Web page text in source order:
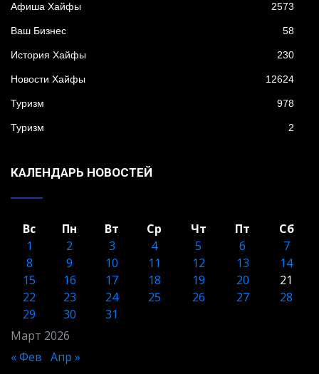
Афиша Хайфы 2573
Ваш Бизнес 58
История Хайфы 230
Новости Хайфы 12624
Туризм 978
Туризм 2
КАЛЕНДАРЬ НОВОСТЕЙ
Март 2026
Вс Пн Вт Ср Чт Пт
Сб
1
2 3 4 5 6
7
8
9 10 11 12 13
14
15
16 17 18 19 20
21
22
23 24 25 26 27
28
29
30 31
« Фев Апр »